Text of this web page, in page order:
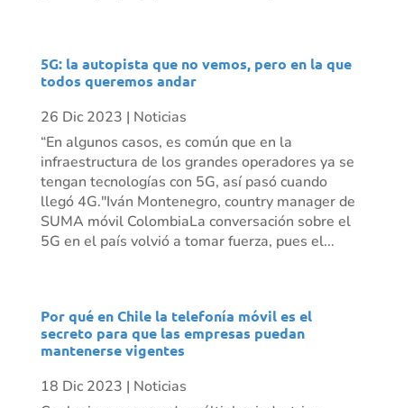
5G: la autopista que no vemos, pero en la que
todos queremos andar
26 Dic 2023 | Noticias
“En algunos casos, es común que en la
infraestructura de los grandes operadores ya se
tengan tecnologías con 5G, así pasó cuando
llegó 4G."Iván Montenegro, country manager de
SUMA móvil ColombiaLa conversación sobre el
5G en el país volvió a tomar fuerza, pues el...
Por qué en Chile la telefonía móvil es el
secreto para que las empresas puedan
mantenerse vigentes
18 Dic 2023 | Noticias